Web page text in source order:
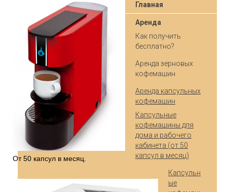
От 50 капсул в месяц.
Главная
Аренда
Как получить
бесплатно?
Аренда зерновых
кофемашин
Аренда капсульных
кофемашин
Капсульные
кофемашины для
дома и рабочего
кабинета (от 50
капсул в месяц)
Капсульн
ые